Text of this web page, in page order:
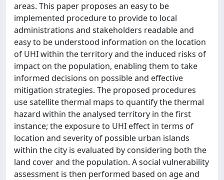
areas. This paper proposes an easy to be
implemented procedure to provide to local
administrations and stakeholders readable and
easy to be understood information on the location
of UHI within the territory and the induced risks of
impact on the population, enabling them to take
informed decisions on possible and effective
mitigation strategies. The proposed procedures
use satellite thermal maps to quantify the thermal
hazard within the analysed territory in the first
instance; the exposure to UHI effect in terms of
location and severity of possible urban islands
within the city is evaluated by considering both the
land cover and the population. A social vulnerability
assessment is then performed based on age and